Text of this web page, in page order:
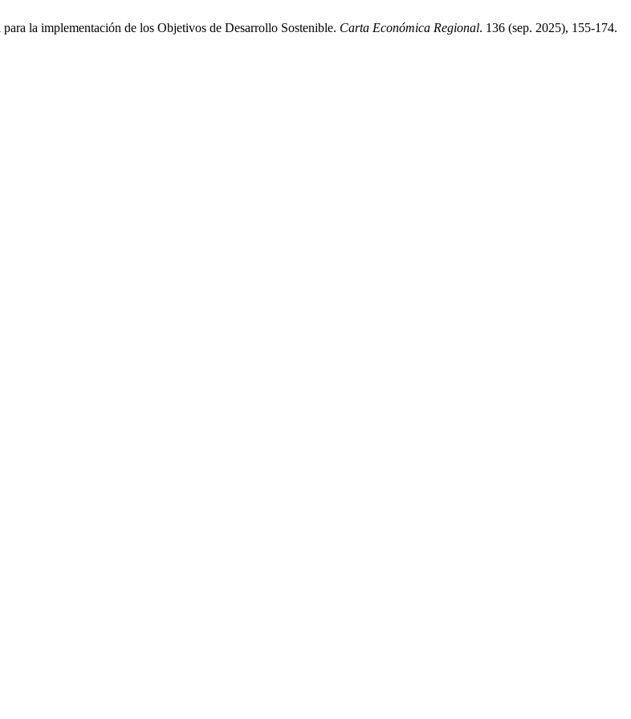
la implementación de los Objetivos de Desarrollo Sostenible. Carta Económica Regional. 136 (sep. 2025), 155-174.